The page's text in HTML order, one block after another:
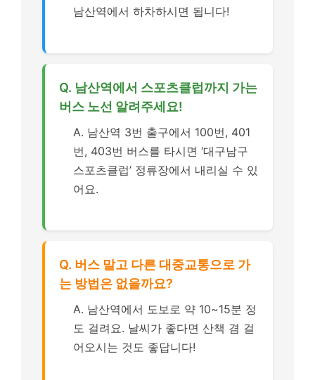
남산역에서 하차하시면 됩니다!
Q. 남산역에서 스포츠클럽까지 가는
버스 노선 알려주세요!
A. 남산역 3번 출구에서 100번, 401
번, 403번 버스를 타시면 ‘대구남구
스포츠클럽’ 정류장에서 내리실 수 있
어요.
Q. 버스 말고 다른 대중교통으로 가
는 방법은 없을까요?
A. 남산역에서 도보로 약 10~15분 정
도 걸려요. 날씨가 좋다면 산책 겸 걸
어오시는 것도 좋답니다!